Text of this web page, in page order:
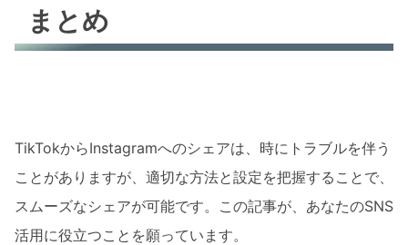
まとめ
TikTokからInstagramへのシェアは、時にトラブルを伴う
ことがありますが、適切な方法と設定を把握することで、
スムーズなシェアが可能です。この記事が、あなたのSNS
活用に役立つことを願っています。